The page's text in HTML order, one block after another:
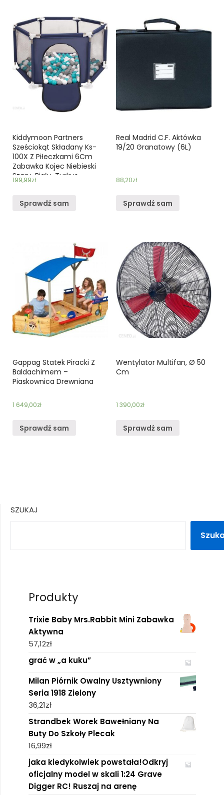
Kiddymoon Partners
Sześciokąt Składany Ks-
100X Z Piłeczkami 6Cm
Zabawka Kojec Niebieski
Szary-Biały-Turkus
199,99zł
Sprawdź sam
Real Madrid C.F. Aktówka
19/20 Granatowy (6L)
88,20zł
Sprawdź sam
Gappag Statek Piracki Z
Baldachimem –
Piaskownica Drewniana
1 649,00zł
Sprawdź sam
Wentylator Multifan, Ø 50
Cm
1 390,00zł
Sprawdź sam
SZUKAJ
Produkty
Trixie Baby Mrs.Rabbit Mini Zabawka
Aktywna
57,12zł
grać w „a kuku”
Milan Piórnik Owalny Usztywniony
Seria 1918 Zielony
36,21zł
Strandbek Worek Bawełniany Na
Buty Do Szkoły Plecak
16,99zł
jaka kiedykolwiek powstała!Odkryj
oficjalny model w skali 1:24 Grave
Digger RC! Ruszaj na arenę